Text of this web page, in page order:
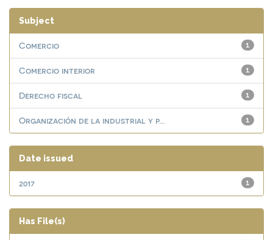
Subject
1
Comercio
1
Comercio interior
1
Derecho fiscal
1
Organización de la industrial y p...
Date issued
1
2017
Has File(s)